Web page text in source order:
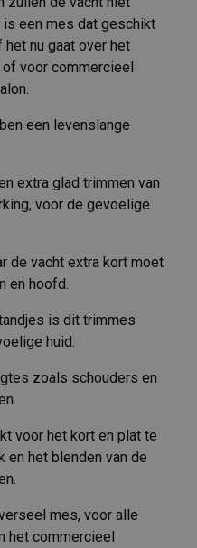
een mes dat geschikt
nu gaat over het
voor commercieel
een levenslange
extra glad trimmen van
voor de gevoelige
de vacht extra kort moet
en hoofd.
is dit trimmes
huid.
zoals schouders en
voor het kort en plat te
en het blenden van de
mes, voor alle
het commercieel